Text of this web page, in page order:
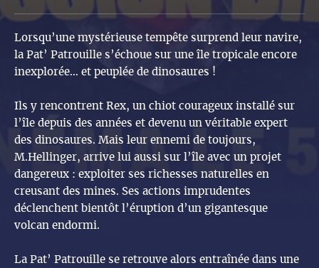
Lorsqu’une mystérieuse tempête surprend leur navire,
la Pat’ Patrouille s’échoue sur une île tropicale encore
inexplorée… et peuplée de dinosaures !
Ils y rencontrent Rex, un chiot courageux installé sur
l’île depuis des années et devenu un véritable expert
des dinosaures. Mais leur ennemi de toujours,
M.Hellinger, arrive lui aussi sur l’île avec un projet
dangereux : exploiter ses richesses naturelles en
creusant des mines. Ses actions imprudentes
déclenchent bientôt l’éruption d’un gigantesque
volcan endormi.
La Pat’ Patrouille se retrouve alors entraînée dans une